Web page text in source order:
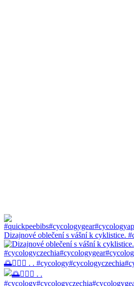
Dizajnové oblečení s vášní k cyklistice.
🌅🚴🏼‍♀️ . .